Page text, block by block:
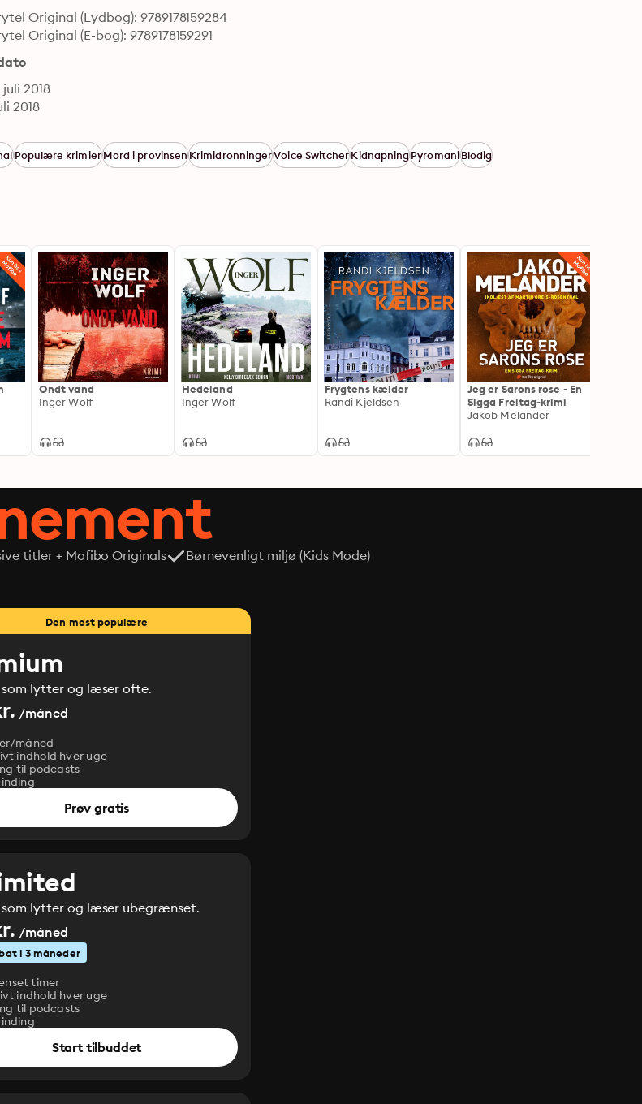
Original (Lydbog): 9789178159284
Original (E-bog): 9789178159291
2018
2018
Populære krimierMord i provinsenKrimidronningerVoice SwitcherKidnapningPyromaniBlodig
Ondt vand
Inger Wolf
Hedeland
Inger Wolf
Frygtens kælder
Randi Kjeldsen
Jeg er Sarons rose - En
Sigga Freitag-krimi
Jakob Melander
titler + Mofibo Originals
Børnevenligt miljø (Kids Mode)
Den mest populære
som lytter og læser ofte.
/måned
måned
indhold hver uge
til podcasts
Prøv gratis
som lytter og læser ubegrænset.
/måned
i 3 måneder
timer
indhold hver uge
til podcasts
Start tilbuddet